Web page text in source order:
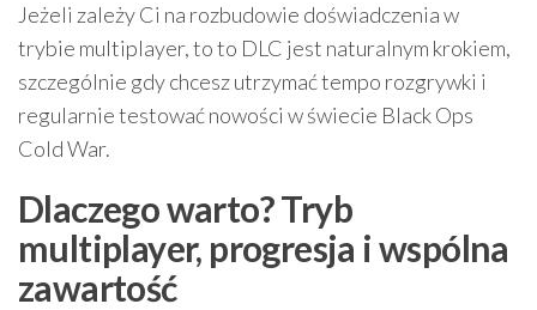
Jeżeli zależy Ci na rozbudowie doświadczenia w
trybie multiplayer, to to DLC jest naturalnym krokiem,
szczególnie gdy chcesz utrzymać tempo rozgrywki i
regularnie testować nowości w świecie Black Ops
Cold War.
Dlaczego warto? Tryb
multiplayer, progresja i wspólna
zawartość